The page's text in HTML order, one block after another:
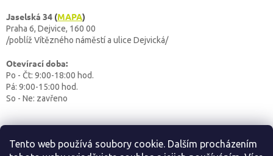
Tento web používá soubory cookie. Dalším procházením
Jaselská 34 (MAPA)
Praha 6, Dejvice, 160 00
/poblíž Vítězného náměstí a ulice Dejvická/
Otevírací doba:
Po - Čt: 9:00-18:00 hod.
Pá: 9:00-15:00 hod.
So - Ne: zavřeno